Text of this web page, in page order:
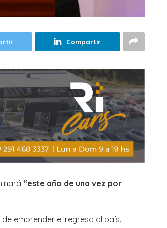
Compartir
“este año de una vez por
emprender el regreso al país.